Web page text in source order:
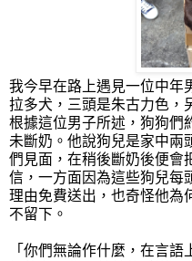
我今早在路上遇見一位中年
拉多犬，三頭是朱古力色，
根據這位男子所述，狗狗們
未斷奶。他說狗兒是家中兩
們見面，在稍後斷奶後便會
信，一方面因為這些狗兒每
理由免費送出，也奇怪他為
不留下。
「你們無論作什麼，在言